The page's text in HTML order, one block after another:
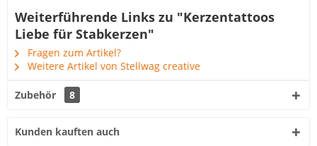
Weiterführende Links zu "Kerzentattoos
Liebe für Stabkerzen"
Fragen zum Artikel?
Weitere Artikel von Stellwag creative
Zubehör 8
Kunden kauften auch